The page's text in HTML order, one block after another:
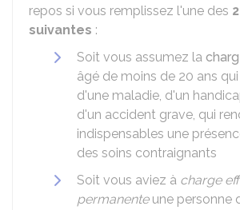
repos si vous remplissez l'une des
suivantes :
Soit vous assumez la
âgé de moins de 20 ans
d'une maladie, d'un
d'un accident grave, qui
indispensables une
des soins contraignants
Soit vous aviez à charge
permanenteune personne